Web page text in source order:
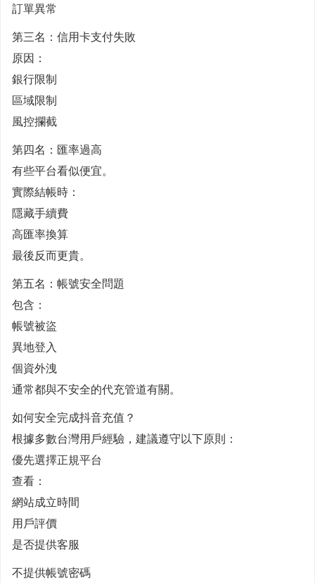
訂單異常
第三名：信用卡支付失敗
原因：
銀行限制
區域限制
風控攔截
第四名：匯率過高
有些平台看似便宜。
實際結帳時：
隱藏手續費
高匯率換算
最後反而更貴。
第五名：帳號安全問題
包含：
帳號被盜
異地登入
個資外洩
通常都與不安全的代充管道有關。
如何安全完成抖音充值？
根據多數台灣用戶經驗，建議遵守以下原則：
優先選擇正規平台
查看：
網站成立時間
用戶評價
是否提供客服
不提供帳號密碼